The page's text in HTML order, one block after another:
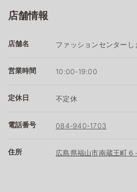
店舗情報
店舗名 ファッションセンター
営業時間 10:00-19:00
定休日 不定休
電話番号 084-940-1703
住所 広島県福山市南蔵王町６